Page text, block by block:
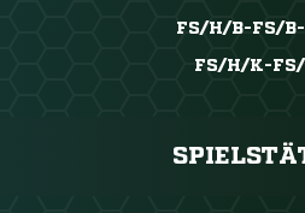
FS/H/B-FS/
FS/H/K-FS/